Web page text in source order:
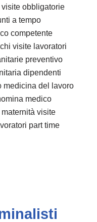
obbligatorie
a tempo
competente
visite lavoratori
preventivo
dipendenti
medicina del lavoro
medico
visite
part time